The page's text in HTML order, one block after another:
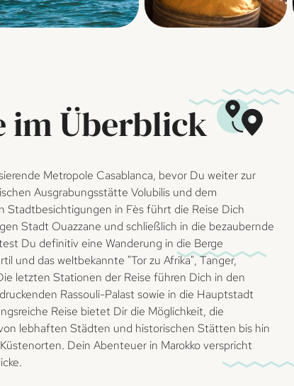
im Überblick
Metropole Casablanca, bevor Du weiter zur
Ausgrabungsstätte Volubilis und dem
Stadtbesichtigungen in Fès führt die Reise Dich
Stadt Ouazzane und schließlich in die bezaubernde
Du definitiv eine Wanderung in die Berge
und das weltbekannte "Tor zu Afrika", Tanger,
letzten Stationen der Reise führen Dich in den
Rassouli-Palast sowie in die Hauptstadt
Reise bietet Dir die Möglichkeit, die
lebhaften Städten und historischen Stätten bis hin
Dein Abenteuer in Marokko verspricht